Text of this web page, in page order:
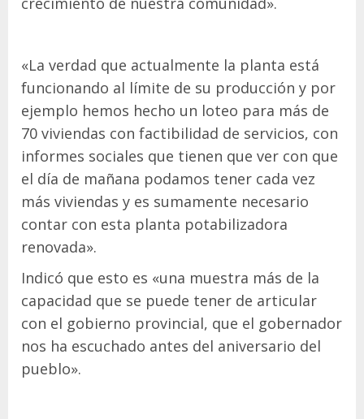
«La verdad que actualmente la planta está
funcionando al límite de su producción y por
ejemplo hemos hecho un loteo para más de
70 viviendas con factibilidad de servicios, con
informes sociales que tienen que ver con que
el día de mañana podamos tener cada vez
más viviendas y es sumamente necesario
contar con esta planta potabilizadora
renovada».
Indicó que esto es «una muestra más de la
capacidad que se puede tener de articular
con el gobierno provincial, que el gobernador
nos ha escuchado antes del aniversario del
pueblo».